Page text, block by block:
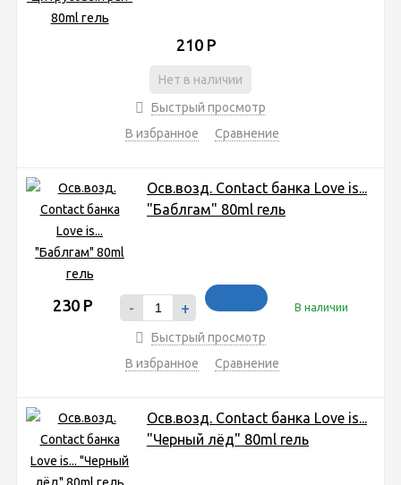
210 Р
Нет в наличии
Быстрый просмотр
В избранное
Сравнение
Осв.возд. Соntact банка Love is...
"Баблгам" 80ml гель
230 Р - + В наличии
Быстрый просмотр
В избранное
Сравнение
Осв.возд. Соntact банка Love is...
"Черный лёд" 80ml гель